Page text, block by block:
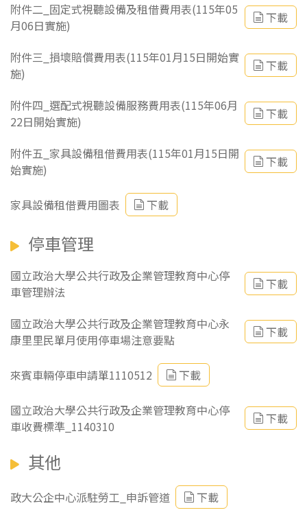
附件二_固定式視聽設備及租借費用表(115年05
月06日實施)
下載
附件三_損壞賠償費用表(115年01月15日開始實
施)
下載
附件四_選配式視聽設備服務費用表(115年06月
22日開始實施)
下載
附件五_家具設備租借費用表(115年01月15日開
始實施)
下載
家具設備租借費用圖表 下載
停車管理
國立政治大學公共行政及企業管理教育中心停
車管理辦法
下載
國立政治大學公共行政及企業管理教育中心永
康里里民單月使用停車場注意要點
下載
來賓車輛停車申請單1110512 下載
國立政治大學公共行政及企業管理教育中心停
車收費標準_1140310
下載
其他
政大公企中心派駐勞工_申訴管道 下載